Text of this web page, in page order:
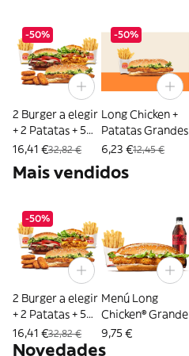
-50%
2 Burger a elegir
+ 2 Patatas + 5
Nuggets
16,41 €32,82 €
-50%
Long Chicken +
Patatas Grandes
6,23 €12,45 €
Mais vendidos
-50%
2 Burger a elegir
+ 2 Patatas + 5
Nuggets
16,41 €32,82 €
Menú Long
Chicken® Grande
9,75 €
Novedades